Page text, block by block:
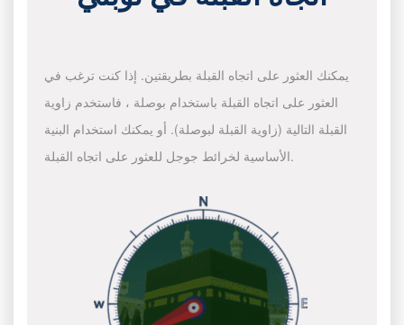
يمكنك العثور على اتجاه القبلة بطريقتين. إذا كنت ترغب في
العثور على اتجاه القبلة باستخدام بوصلة ، فاستخدم زاوية
القبلة التالية (زاوية القبلة لبوصلة). أو يمكنك استخدام البنية
الأساسية لخرائط جوجل للعثور على اتجاه القبلة.